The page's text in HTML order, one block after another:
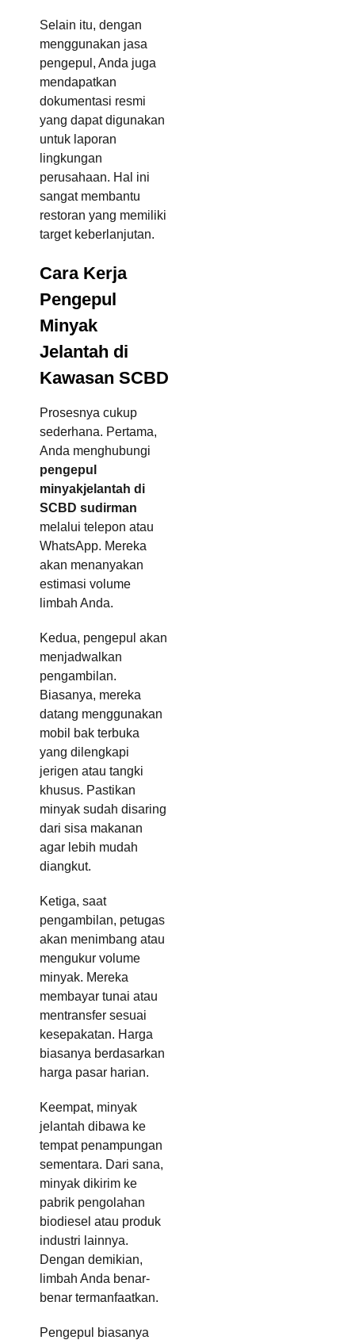
Selain itu, dengan
menggunakan jasa
pengepul, Anda juga
mendapatkan
dokumentasi resmi
yang dapat digunakan
untuk laporan
lingkungan
perusahaan. Hal ini
sangat membantu
restoran yang memiliki
target keberlanjutan.
Cara Kerja
Pengepul
Minyak
Jelantah di
Kawasan SCBD
Prosesnya cukup
sederhana. Pertama,
Anda menghubungi
pengepul
minyakjelantah di
SCBD sudirman
melalui telepon atau
WhatsApp. Mereka
akan menanyakan
estimasi volume
limbah Anda.
Kedua, pengepul akan
menjadwalkan
pengambilan.
Biasanya, mereka
datang menggunakan
mobil bak terbuka
yang dilengkapi
jerigen atau tangki
khusus. Pastikan
minyak sudah disaring
dari sisa makanan
agar lebih mudah
diangkut.
Ketiga, saat
pengambilan, petugas
akan menimbang atau
mengukur volume
minyak. Mereka
membayar tunai atau
mentransfer sesuai
kesepakatan. Harga
biasanya berdasarkan
harga pasar harian.
Keempat, minyak
jelantah dibawa ke
tempat penampungan
sementara. Dari sana,
minyak dikirim ke
pabrik pengolahan
biodiesel atau produk
industri lainnya.
Dengan demikian,
limbah Anda benar-
benar termanfaatkan.
Pengepul biasanya